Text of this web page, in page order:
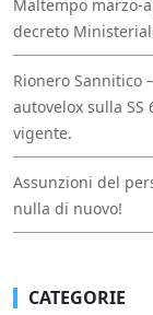
Maltempo marzo-
decreto
Rionero Sannitico
autovelox sulla
vigente.
Assunzioni del
nulla di nuovo!
CATEGORIE